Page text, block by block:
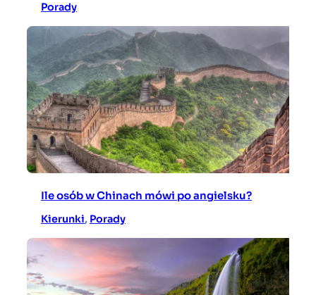
Porady
Ile osób w Chinach mówi po angielsku?
Kierunki, Porady